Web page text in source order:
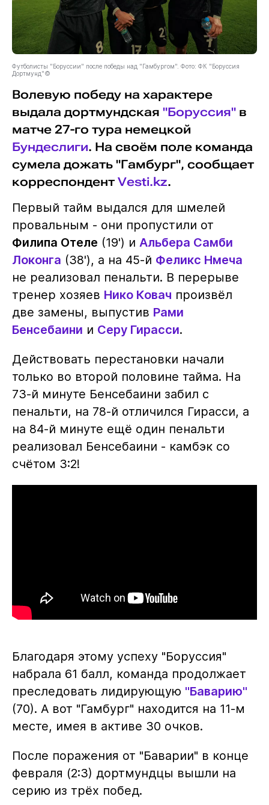
Футболисты "Боруссии" после победы над "Гамбургом". Фото: ФК "Боруссия
Дортмунд"©
Волевую победу на характере
выдала дортмундская "Боруссия"в
матче 27-го тура немецкой
Бундеслиги. На своём поле команда
сумела дожать "Гамбург", сообщает
корреспондент Vesti.kz.
Первый тайм выдался для шмелей
провальным - они пропустили от
Филипа Отеле (19') и Альбера Самби
Локонга (38'), а на 45-й Феликс Нмеча
не реализовал пенальти. В перерыве
тренер хозяев Нико Ковач произвёл
две замены, выпустив Рами
Бенсебаини и Серу Гирасси.
Действовать перестановки начали
только во второй половине тайма. На
73-й минуте Бенсебаини забил с
пенальти, на 78-й отличился Гирасси, а
на 84-й минуте ещё один пенальти
реализовал Бенсебаини - камбэк со
счётом 3:2!
Благодаря этому успеху "Боруссия"
набрала 61 балл, команда продолжает
преследовать лидирующую "Баварию"
(70). А вот "Гамбург" находится на 11-м
месте, имея в активе 30 очков.
После поражения от "Баварии" в конце
февраля (2:3) дортмундцы вышли на
серию из трёх побед.